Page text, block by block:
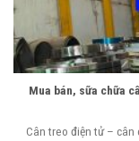
Mua bán, sữa chữa
Cân treo điện tử – cân